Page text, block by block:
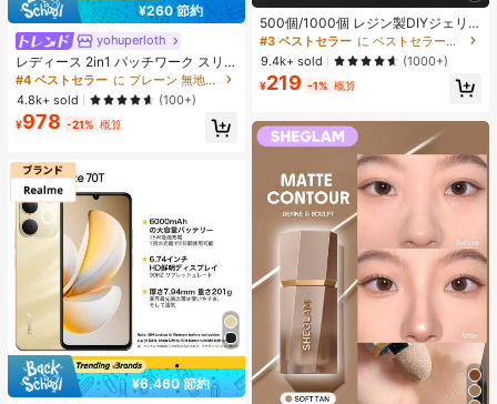
¥260 節約
yohuperloth
レディース 2in1 パッチワーク スリ
ムフィット 多用途 カジュアル 半袖T
シャツ ブラック 夏用
#4 ベストセラー
売り切れ間近！
#4 ベストセラー
に プレーン 無地のカジュアルTシャツ
売り切れ間近！
#4 ベストセラー
に プレーン 無地のカジュアルTシャツ
売り切れ間近！
#4 ベストセラー
に プレーン 無地のカジュアルTシャツ
4.8k+ sold (100+)
¥978 -21% 概算
¥6,460 節約
500個/1000個 レジン製DIYジェリ
ーフラットバックラインストーン、
ミニラウンドラインストーン、スマ
ホケース、カップ、靴、ブーツ、衣
類装飾、ハンドメイドDIYアイドル
売り切れ間近！
#3 ベストセラー
に ベストセラーの裁縫用品 アパレル縫製・生地
売り切れ間近！
#3 ベストセラー
に ベストセラーの裁縫用品 アパレル縫製・生地
売り切れ間近！
#3 ベストセラー
に ベストセラーの裁縫用品 アパレル縫製・生地
9.4k+ sold (1000+)
¥219 -1% 概算